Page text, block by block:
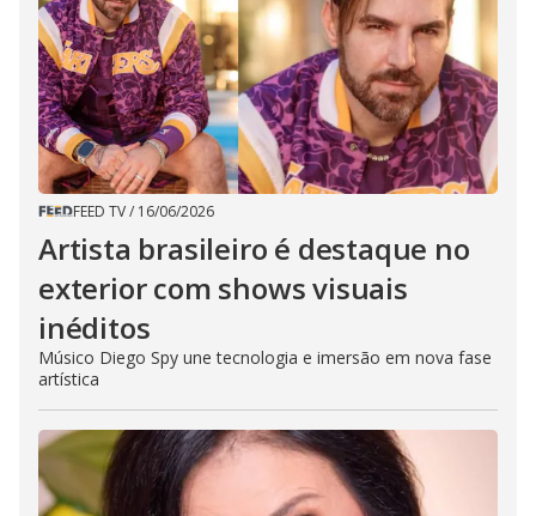
FEED TV/ 16/06/2026
Artista brasileiro é destaque no
exterior com shows visuais
inéditos
Músico Diego Spy une tecnologia e imersão em nova fase
artística